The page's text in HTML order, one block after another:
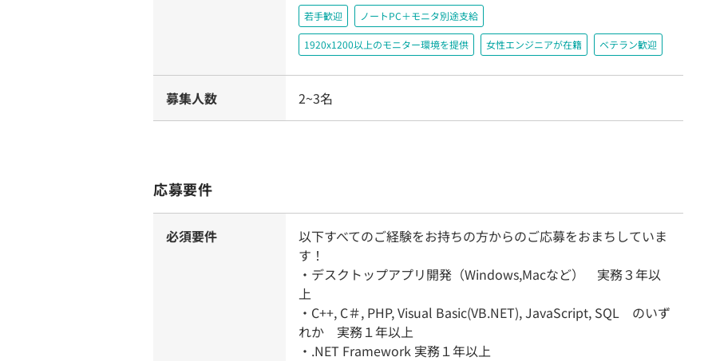
若手歓迎 ノートPC＋モニタ別途支給
1920x1200以上のモニター環境を提供 女性エンジニアが在籍 ベテラン歓迎
募集人数 2~3名
応募要件
必須要件
以下すべてのご経験をお持ちの方からのご応募をおまちしていま
す！
・デスクトップアプリ開発（Windows,Macなど） 実務３年以
上
・C++, C＃, PHP, Visual Basic(VB.NET), JavaScript, SQL のいず
れか 実務１年以上
・.NET Framework 実務１年以上